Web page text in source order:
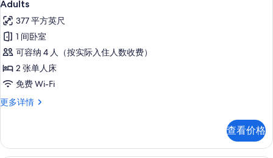
的
所
有
照
片
Adults
+1
Child
更
多
息
Classic
One
Bedroom
Apartment
with
Terrace
Pool
Adults
Adults
377 平方英尺
1 间卧室
可容纳 4 人（按实际入住人数收费）
2 张单人床
免费 Wi-Fi
更多详情
Classic
with
查看价格